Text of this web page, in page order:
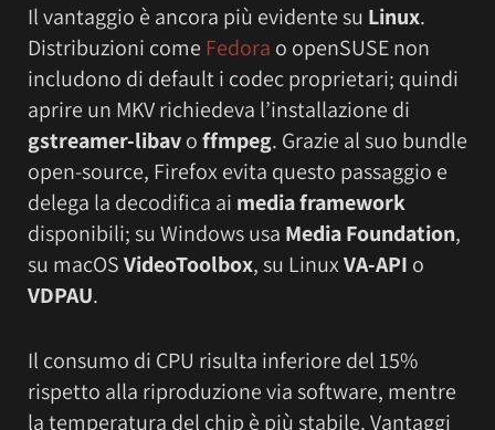
Il vantaggio è ancora più evidente su Linux.
Distribuzioni come Fedora o openSUSE non
includono di default i codec proprietari; quindi
aprire un MKV richiedeva l’installazione di
gstreamer-libavoffmpeg. Grazie al suo bundle
open-source, Firefox evita questo passaggio e
delega la decodifica ai media framework
disponibili; su Windows usa Media Foundation,
su macOSVideoToolbox, su LinuxVA-API o
VDPAU.
Il consumo di CPU risulta inferiore del 15%
rispetto alla riproduzione via software, mentre
la temperatura del chip è più stabile. Vantaggi